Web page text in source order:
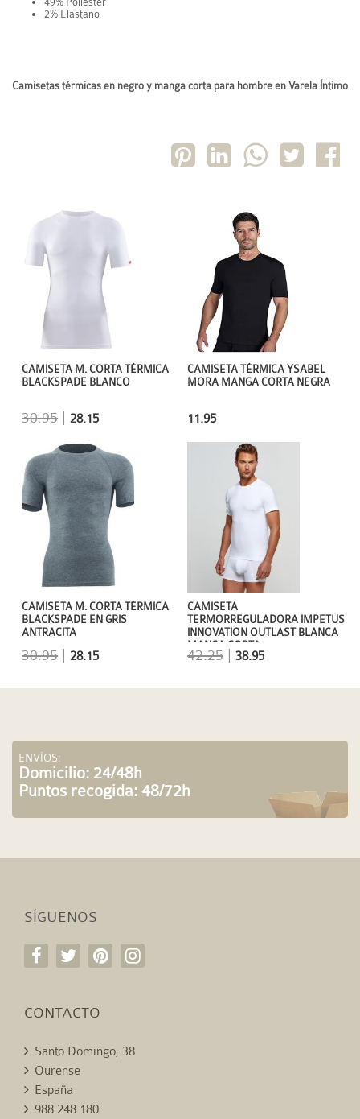
2% Elastano
Camisetas térmicas en negro y manga corta para hombre en Varela Íntimo
CAMISETA TÉRMICA YSABEL
MORA MANGA CORTA NEGRA
11.95
CAMISETA M. CORTA TÉRMICA
BLACKSPADE BLANCO
30.95 |28.15
CAMISETA
TERMORREGULADORA IMPETUS
INNOVATION OUTLAST BLANCA
MANGA CORTA
42.25| 38.95
CAMISETA M. CORTA TÉRMICA
BLACKSPADE EN GRIS
ANTRACITA
30.95 |28.15
ENVÍOS:
Domicilio: 24/48h
Puntos recogida: 48/72h
SÍGUENOS
CONTACTO
Santo Domingo, 38
Ourense
España
988 248 180